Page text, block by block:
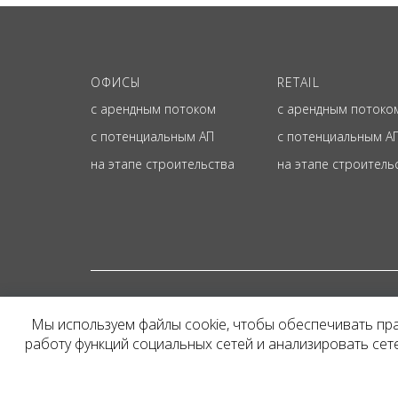
ОФИСЫ
с арендным потоком
с потенциальным АП
на этапе строительства
RETAIL
с арендным
с потенциальным
на этапе
Представленная на
и не является
Мы используем файлы cookie, чтобы обеспечивать
работу функций социальных сетей и анализировать